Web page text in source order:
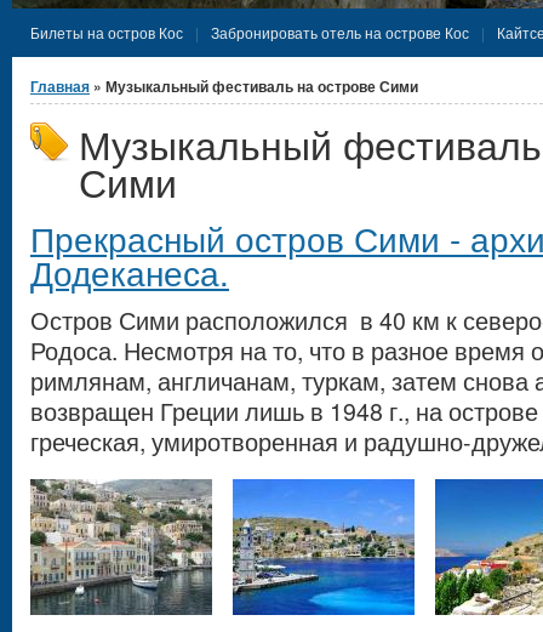
Билеты на остров Кос Забронировать отель на острове Кос
Вы здесь
Главная » Музыкальный фестиваль на острове Сими
Музыкальный
Сими
Прекрасный остров Сими -
Додеканеса.
Остров Сими расположился в 40 км к
Родоса. Несмотря на то, что в разное время
римлянам, англичанам, туркам, затем снова
возвращен Греции лишь в 1948 г., на
греческая, умиротворенная и радушно-